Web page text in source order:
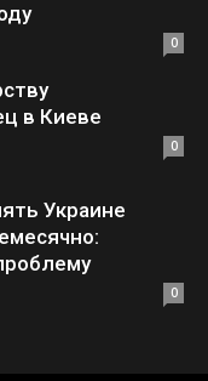
0
в Киеве
0
Украине
0